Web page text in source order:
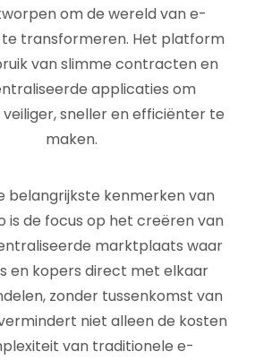
om de wereld van e-
transformeren. Het platform
van slimme contracten en
applicaties om
sneller en efficiënter te
maken.
belangrijkste kenmerken van
is de focus op het creëren van
marktplaats waar
en kopers direct met elkaar
zonder tussenkomst van
niet alleen de kosten
van traditionele e-